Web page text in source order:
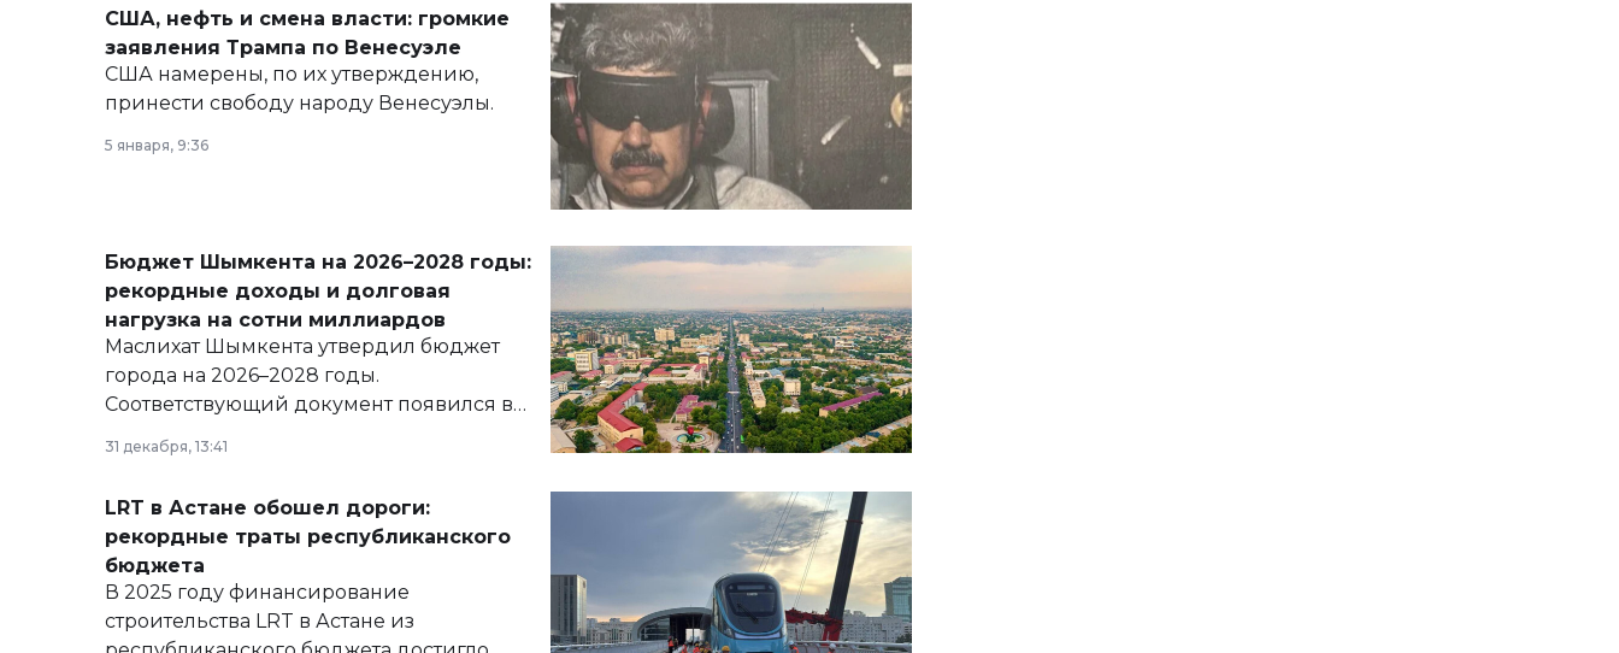
США, нефть и смена власти: громкие
заявления Трампа по Венесуэле
США намерены, по их утверждению,
принести свободу народу Венесуэлы.
5 января, 9:36
Бюджет Шымкента на 2026–2028 годы:
рекордные доходы и долговая
нагрузка на сотни миллиардов
Маслихат Шымкента утвердил бюджет
города на 2026–2028 годы.
Соответствующий документ появился в
базе нормативных правовых актов и на
сайте маслихат города.
31 декабря, 13:41
LRT в Астане обошел дороги:
рекордные траты республиканского
бюджета
В 2025 году финансирование
строительства LRT в Астане из